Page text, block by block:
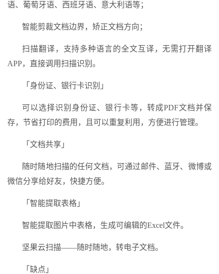
语、葡萄牙语、西班牙语、意大利语等；
智能剪裁文档边界，矫正文档方向；
扫描翻译，支持多种语言的全文互译，无需打开翻译
APP，直接调用扫描识别。
「身份证、银行卡识别」
可以选择识别身份证、银行卡等，转成PDF文档并保
存，节省打印的费用，且可以重复利用，方便进行管理。
「文档共享」
随时随地扫描的任何文档，可通过邮件、蓝牙、微博或
微信分享给好友，快捷方便。
「智能提取表格」
智能提取图片中表格，生成可编辑的Excel文件。
坚果云扫描——随时随地，转电子文档。
「缺点」